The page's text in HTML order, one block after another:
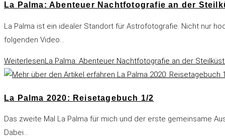
La Palma: Abenteuer Nachtfotografie an der
La Palma ist ein idealer Standort für Astrofotografie. Nicht nur
folgenden Video…
WeiterlesenLa Palma: Abenteuer Nachtfotografie an der
La Palma 2020: Reisetagebuch 1/2
Das zweite Mal La Palma für mich und der erste gemeinsame
Dabei…